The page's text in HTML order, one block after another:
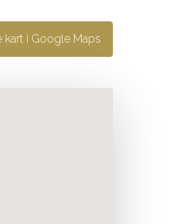
kart i Google Maps